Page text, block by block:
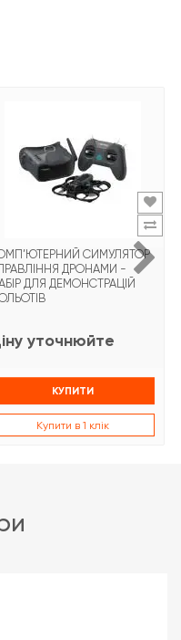
СИМУЛЯТОР
ДРОНАМИ -
ДЛЯ ДЕМОНСТРАЦІЙ
уточнюйте
КУПИТИ
Купити в 1 клік